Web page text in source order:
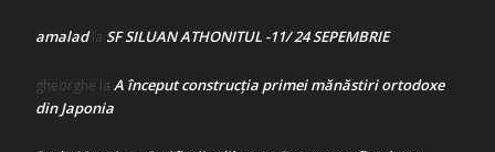
amaladla SF SILUAN ATHONITUL -11/ 24 SEPEMBRIE
gheorghe la A început construcţia primei mănăstiri ortodoxe
din Japonia